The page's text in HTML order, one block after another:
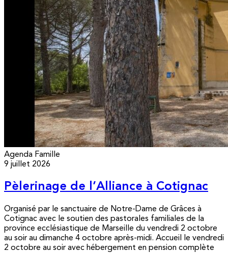
Agenda Famille
9 juillet 2026
Pèlerinage de l’Alliance à Cotignac
Organisé par le sanctuaire de Notre-Dame de Grâces à
Cotignac avec le soutien des pastorales familiales de la
province ecclésiastique de Marseille du vendredi 2 octobre
au soir au dimanche 4 octobre après-midi. Accueil le vendredi
2 octobre au soir avec hébergement en pension complète